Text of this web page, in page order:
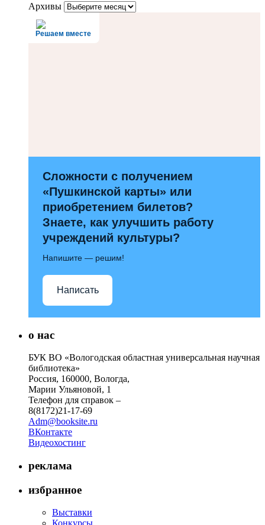
Архивы
Решаем вместе
Сложности с получением
«Пушкинской карты» или
приобретением билетов?
Знаете, как улучшить работу
учреждений культуры?
Напишите — решим!
Написать
о нас
БУК ВО «Вологодская областная универсальная научная
библиотека»
Россия, 160000, Вологда,
Марии Ульяновой, 1
Телефон для справок –
8(8172)21-17-69
Adm@booksite.ru
ВКонтакте
Видеохостинг
реклама
избранное
Выставки